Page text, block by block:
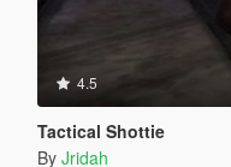
4.5
Tactical Shottie
By Jridah